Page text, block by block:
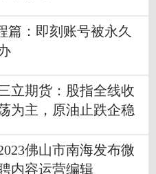
篇：即刻账号被永久
立期货：股指全线收
为主，原油止跌企稳
佛山市南海发布微
内容运营编辑